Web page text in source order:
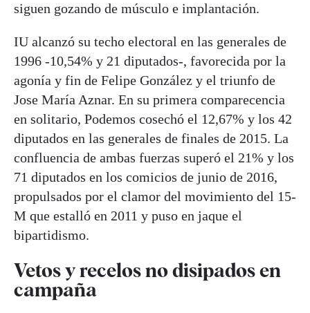
siguen gozando de músculo e implantación.
IU alcanzó su techo electoral en las generales de
1996 -10,54% y 21 diputados-, favorecida por la
agonía y fin de Felipe González y el triunfo de
Jose María Aznar. En su primera comparecencia
en solitario, Podemos cosechó el 12,67% y los 42
diputados en las generales de finales de 2015. La
confluencia de ambas fuerzas superó el 21% y los
71 diputados en los comicios de junio de 2016,
propulsados por el clamor del movimiento del 15-
M que estalló en 2011 y puso en jaque el
bipartidismo.
Vetos y recelos no disipados en
campaña